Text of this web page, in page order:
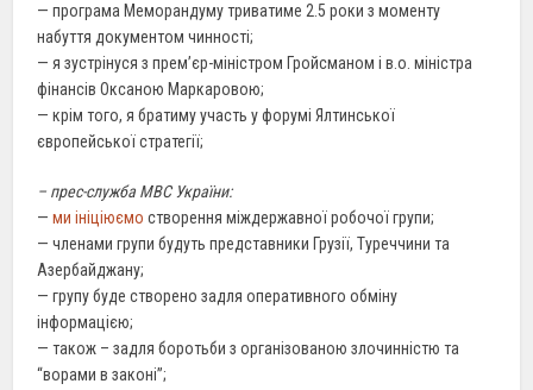
— програма Меморандуму триватиме 2.5 роки з моменту
набуття документом чинності;
— я зустрінуся з прем’єр-міністром Гройсманом і в.о. міністра
фінансів Оксаною Маркаровою;
— крім того, я братиму участь у форумі Ялтинської
європейської стратегії;
– прес-служба МВС України:
—ми ініціюємо створення міждержавної робочої групи;
— членами групи будуть представники Грузії, Туреччини та
Азербайджану;
— групу буде створено задля оперативного обміну
інформацією;
— також – задля боротьби з організованою злочинністю та
“ворами в законі”;